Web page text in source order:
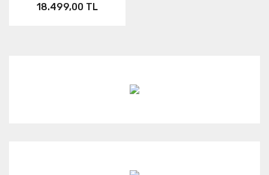
18.499,00 TL